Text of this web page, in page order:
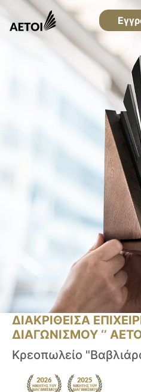
ΔΙΑΚΡΙΘΕΙΣΑ
ΔΙΑΓΩΝΙΣΜΟΥ ‘’ ΑΕΤΟΙ
Κρεοπωλείο